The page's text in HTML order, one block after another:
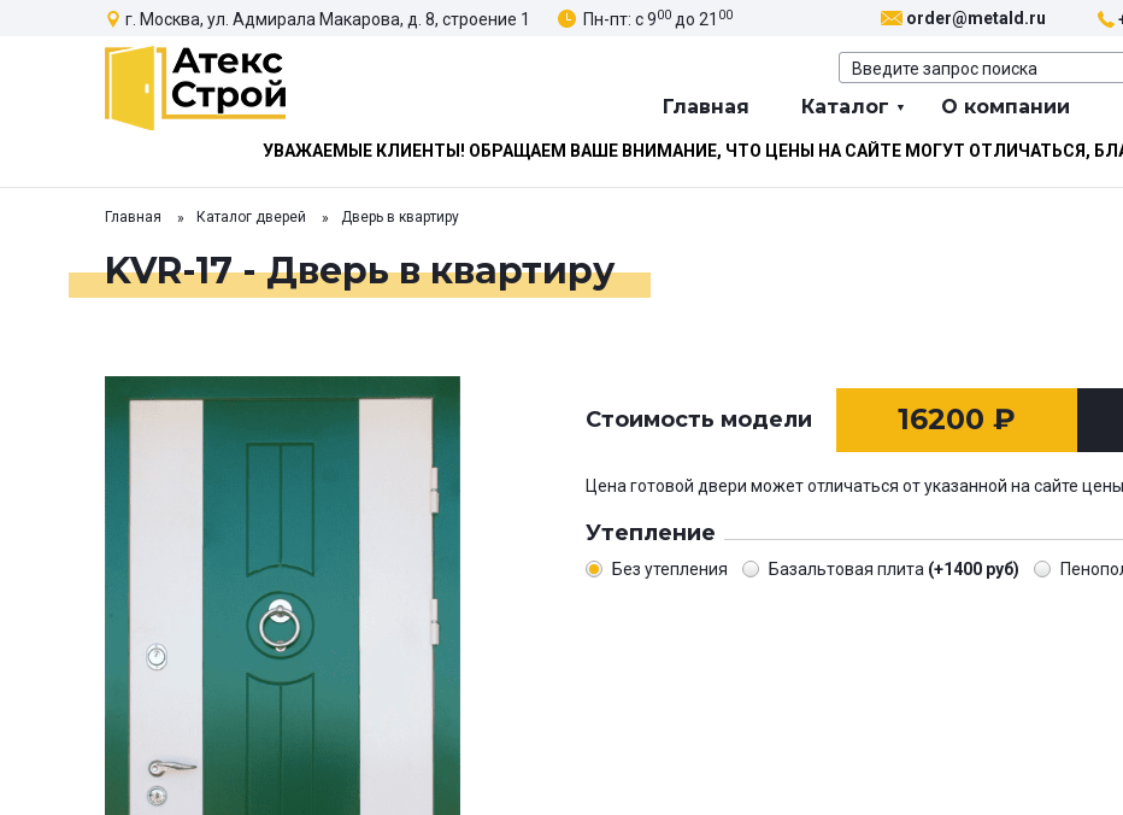
г. Москва, ул. Адмирала Макарова, д. 8, строение 1 Пн-пт: с 900 до 21 00 order@metald.ru
Главная Каталог О компании
УВАЖАЕМЫЕ КЛИЕНТЫ! ОБРАЩАЕМ ВАШЕ ВНИМАНИЕ, ЧТО ЦЕНЫ НА САЙТЕ МОГУТ ОТЛИЧАТЬСЯ,
Главная Каталог дверей Дверь в квартиру
KVR-17 - Дверь в квартиру
Стоимость модели 16200 ₽
Цена готовой двери может отличаться от указанной на сайте цены.
Утепление
Без утепления Базальтовая плита (+1400 руб)